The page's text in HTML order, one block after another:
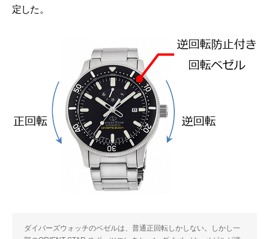
定した。
ダイバーズウォッチのベゼルは、普通正回転しかしない。しかし一